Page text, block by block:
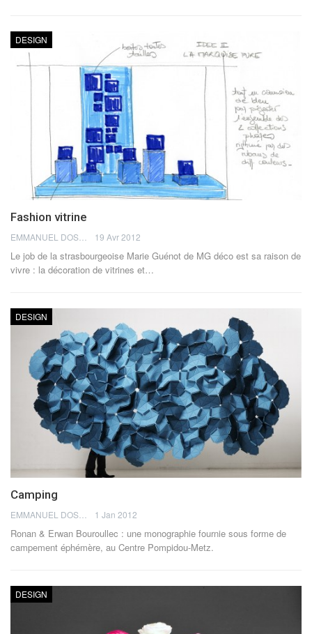
DESIGN
Fashion vitrine
19 Avr 2012
Le job de la strasbourgeoise Marie Guénot de MG déco est sa raison de
vivre : la décoration de vitrines et…
DESIGN
Camping
1 Jan 2012
Ronan & Erwan Bouroullec : une monographie fournie sous forme de
campement éphémère, au Centre Pompidou-Metz.
DESIGN